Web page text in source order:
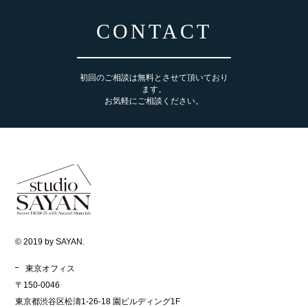
CONTACT
初回のご相談は無料とさせて頂いており
ます。
お気軽にご相談ください。
© 2019 by SAYAN.
東京オフィス
〒150-0046
東京都渋谷区松濤1-26-18 園ビルディング1F